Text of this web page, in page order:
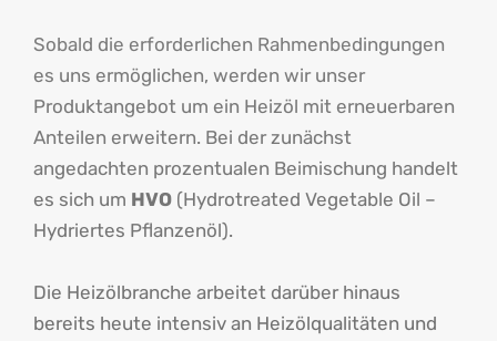
Sobald die erforderlichen Rahmenbedingungen
es uns ermöglichen, werden wir unser
Produktangebot um ein Heizöl mit erneuerbaren
Anteilen erweitern. Bei der zunächst
angedachten prozentualen Beimischung handelt
es sich um HVO (Hydrotreated Vegetable Oil –
Hydriertes Pflanzenöl).
Die Heizölbranche arbeitet darüber hinaus
bereits heute intensiv an Heizölqualitäten und